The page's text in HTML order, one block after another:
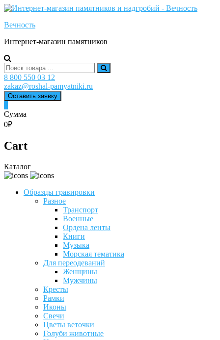
Skip
content
Вечность
Интернет-магазин памятников
Search
for:
8 800 550 03 12
zakaz@roshal-pamyatniki.ru
Оставить заявку
Сумма
0₽
Cart
Каталог
Образцы гравировки
Разное
Транспорт
Военные
Ордена ленты
Книги
Музыка
Морская тематика
Для переодеваний
Женщины
Мужчины
Кресты
Рамки
Иконы
Свечи
Цветы веточки
Голуби животные